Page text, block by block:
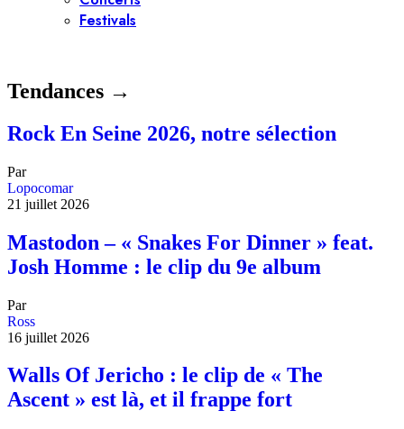
Festivals
Tendances →
Rock En Seine 2026, notre sélection
Par
Lopocomar
21 juillet 2026
Mastodon – « Snakes For Dinner » feat.
Josh Homme : le clip du 9e album
Par
Ross
16 juillet 2026
Walls Of Jericho : le clip de « The
Ascent » est là, et il frappe fort